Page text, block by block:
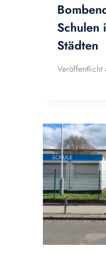
Schulen
Städten
Veröffentlicht